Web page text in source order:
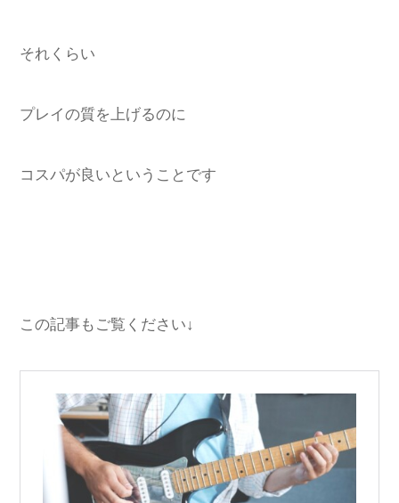
それくらい
プレイの質を上げるのに
コスパが良いということです
この記事もご覧ください↓